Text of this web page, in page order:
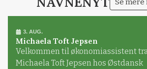
Se mere
3. AUG.
Michaela Toft Jepsen
Velkommen til økonomiassistent
Michaela Toft Jepsen hos Østdansk